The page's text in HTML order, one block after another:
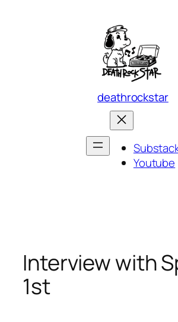
deathrockstar
Youtube
Interview with
1st